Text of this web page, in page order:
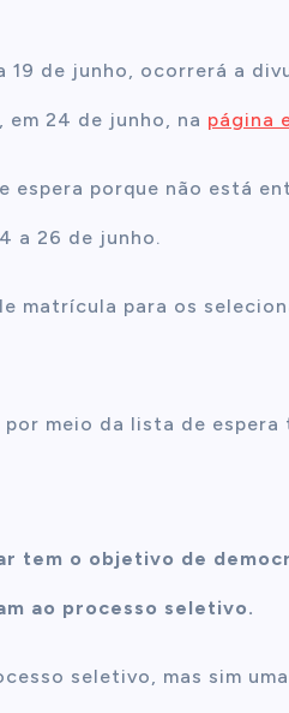
19 de junho, ocorrerá a
em 24 de junho, na página
espera porque não está
a 26 de junho.
matrícula para os
meio da lista de
tem o objetivo de
ao processo seletivo.
seletivo, mas sim